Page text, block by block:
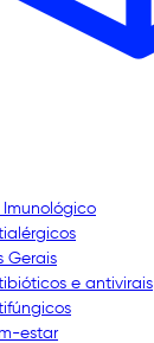
Imunológico
Gerais
e antivirais
estar